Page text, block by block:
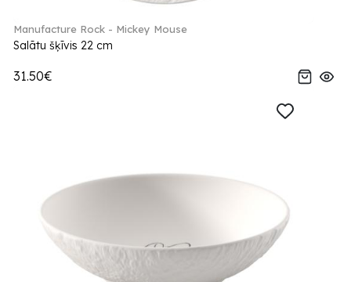
Manufacture Rock - Mickey Mouse
Salātu šķīvis 22 cm
31.50€